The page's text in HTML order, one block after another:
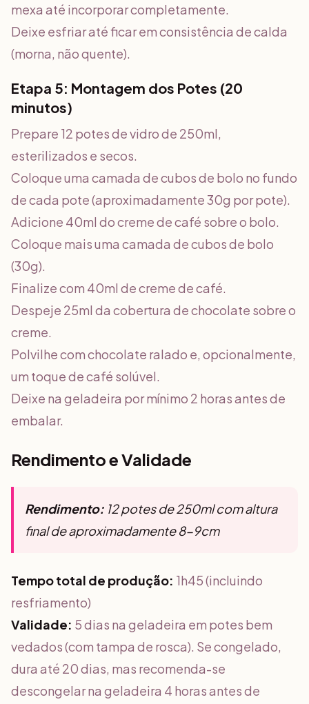
mexa até incorporar completamente.
Deixe esfriar até ficar em consistência de calda
(morna, não quente).
Etapa 5: Montagem dos Potes (20
minutos)
Prepare 12 potes de vidro de 250ml,
esterilizados e secos.
Coloque uma camada de cubos de bolo no fundo
de cada pote (aproximadamente 30g por pote).
Adicione 40ml do creme de café sobre o bolo.
Coloque mais uma camada de cubos de bolo
(30g).
Finalize com 40ml de creme de café.
Despeje 25ml da cobertura de chocolate sobre o
creme.
Polvilhe com chocolate ralado e, opcionalmente,
um toque de café solúvel.
Deixe na geladeira por mínimo 2 horas antes de
embalar.
Rendimento e Validade
Rendimento: 12 potes de 250ml com altura
final de aproximadamente 8-9cm
Tempo total de produção: 1h45 (incluindo
resfriamento)
Validade: 5 dias na geladeira em potes bem
vedados (com tampa de rosca). Se congelado,
dura até 20 dias, mas recomenda-se
descongelar na geladeira 4 horas antes de